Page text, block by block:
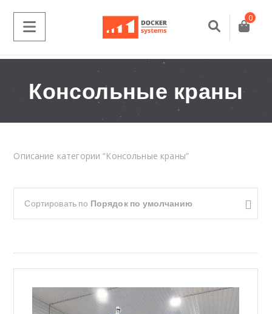
0
Консольные краны
Описание категории “Консольные краны”
Сортировать по Порядок по умолчанию